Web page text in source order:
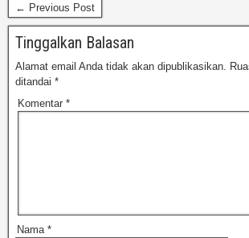
← Previous Post
Tinggalkan Balasan
Alamat email Anda tidak akan dipublikasikan.
ditandai *
Komentar *
Nama *